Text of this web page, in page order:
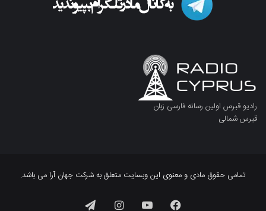
رادیو قبرس اولین رسانه فارسی زبان
قبرس شمالی
تمامی حقوق مادی و معنوی این وبسایت متعلق به شرکت جهان آرا می باشد.
فیسبوک یوتیوب اینستاگرام